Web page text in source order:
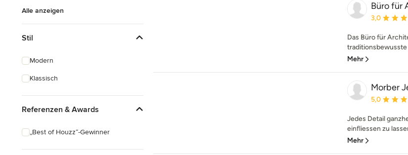
Alle anzeigen
Stil
Modern
Klassisch
Referenzen & Awards
„Best of Houzz“-Gewinner
Büro für
3,0
Das Büro für
Mehr
Morber
5,0
Jedes Detail
einfliessen zu
Mehr